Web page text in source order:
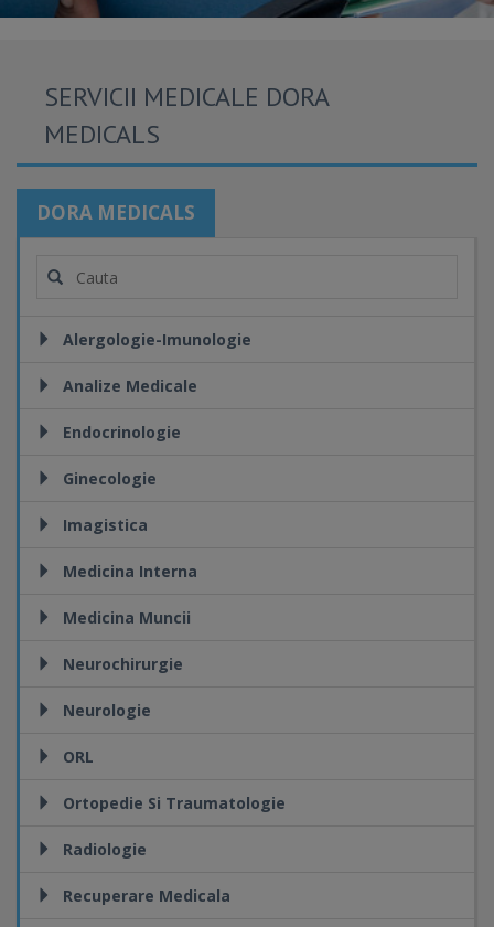
SERVICII MEDICALE DORA
MEDICALS
DORA MEDICALS
Alergologie-Imunologie
Analize Medicale
Endocrinologie
Ginecologie
Imagistica
Medicina Interna
Medicina Muncii
Neurochirurgie
Neurologie
ORL
Ortopedie Si Traumatologie
Radiologie
Recuperare Medicala